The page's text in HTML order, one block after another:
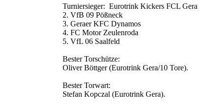
Turniersieger: Eurotrink Kickers FCL Gera
2. VfB 09 Pößneck
3. Geraer KFC Dynamos
4. FC Motor Zeulenroda
5. VfL 06 Saalfeld
Bester Torschütze:
Oliver Böttger(Eurotrink Gera/10 Tore).
Bester Torwart:
Stefan Kopczal (Eurotrink Gera).